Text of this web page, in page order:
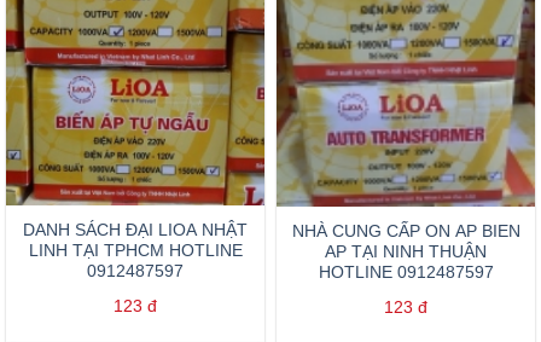
DANH SÁCH ĐẠI LIOA NHẬT
LINH TẠI TPHCM HOTLINE
0912487597
123 đ
NHÀ CUNG CẤP ON AP BIEN
AP TẠI NINH THUẬN
HOTLINE 0912487597
123 đ